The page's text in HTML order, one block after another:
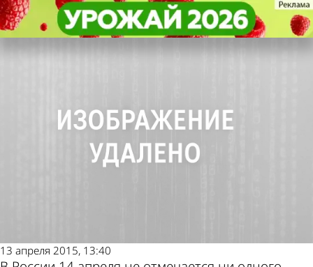
14 апреля в Индии отмечают
начало нового года
Не забудь!
13 апреля 2015, 13:40
14 апреля в Индии отмечают
начало нового года
Не забудь!
Погода и курсы валют в
Пензе